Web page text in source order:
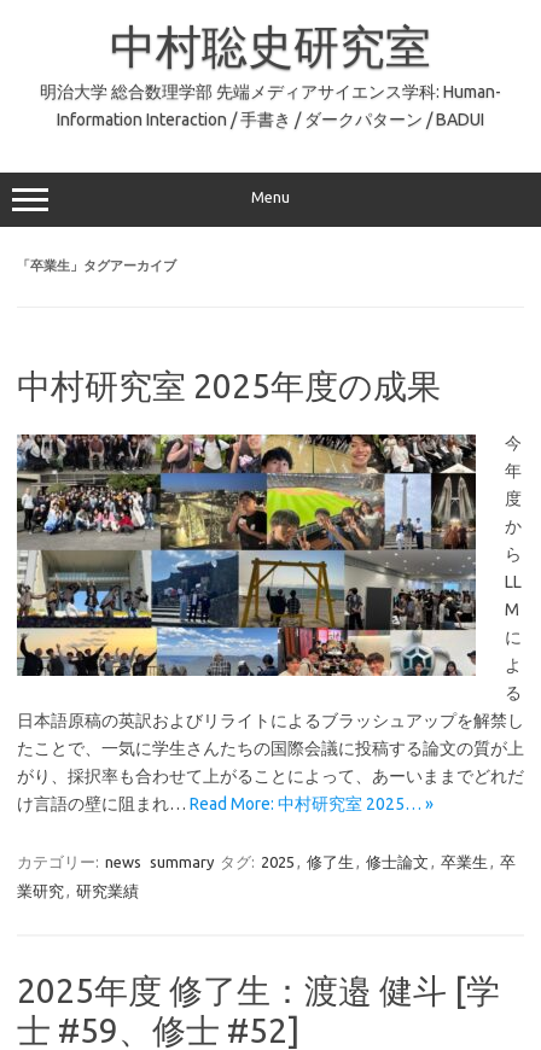
中村聡史研究室
明治大学 総合数理学部 先端メディアサイエンス学科: Human-
Information Interaction / 手書き / ダークパターン / BADUI
Menu
「卒業生 」タグアーカイブ
中村研究室 2025年度の成果
今
年
度
か
ら
LL
M
に
よ
る
日本語原稿の英訳およびリライトによるブラッシュアップを解禁し
たことで、一気に学生さんたちの国際会議に投稿する論文の質が上
がり、採択率も合わせて上がることによって、あーいままでどれだ
け言語の壁に阻まれ… Read More: 中村研究室 2025… »
カテゴリー: news summary タグ: 2025 , 修了生 , 修士論文 , 卒業生 , 卒
業研究, 研究業績
2025年度 修了生：渡邉 健斗 [学
士 #59、修士 #52]